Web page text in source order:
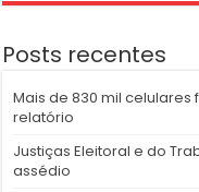
Posts recentes
Mais de 830 mil
relatório
Justiças Eleitoral e do
assédio